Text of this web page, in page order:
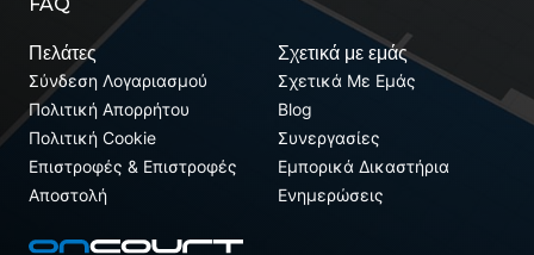
Πελάτες
Σύνδεση Λογαριασμού
Πολιτική Απορρήτου
Πολιτική Cookie
Επιστροφές & Επιστροφές
Αποστολή
Σχετικά με εμάς
Σχετικά Με Εμάς
Blog
Συνεργασίες
Εμπορικά Δικαστήρια
Ενημερώσεις